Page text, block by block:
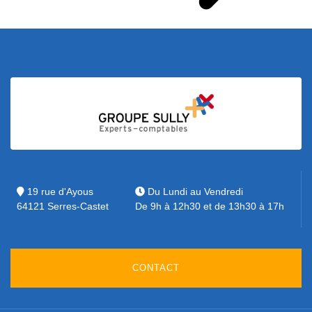
19 rue d'Ayous
64121 Serres-Castet
Du Lundi au Vendredi
De 9h à 12h30 et de 13h30 à 17h
CONTACT